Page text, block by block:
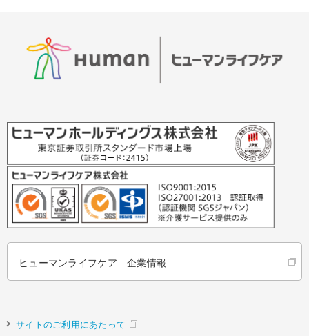
ヒューマンライフケア 企業情報
サイトのご利用にあたって